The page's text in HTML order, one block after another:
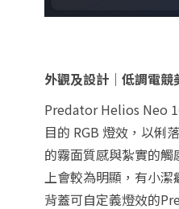
外觀及設計｜低調電
Predator Helios Neo
目的 RGB 燈效，以俐
的霧面質感與紮實的
上會較為明顯，有小
背蓋可自定義燈效的